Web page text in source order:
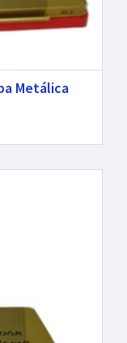
Metálica